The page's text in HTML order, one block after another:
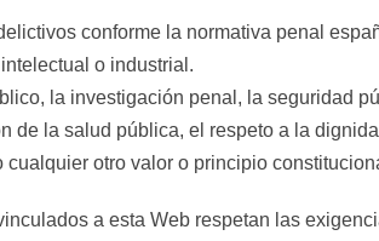
conforme la normativa penal
o industrial.
la investigación penal, la seguridad
de la salud pública, el respeto a la
otro valor o principio
a esta Web respetan las